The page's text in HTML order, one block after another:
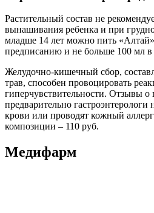
Растительный состав не
вынашивания ребенка и при
младше 14 лет можно пить
предписанию и не больше 100 мл в
Желудочно-кишечный сбор,
трав, способен провоцировать
гиперчувствительности. Отзывы о
предварительно гастроэнтерологи
крови или проводят кожный
композиции – 110 руб.
Медифарм